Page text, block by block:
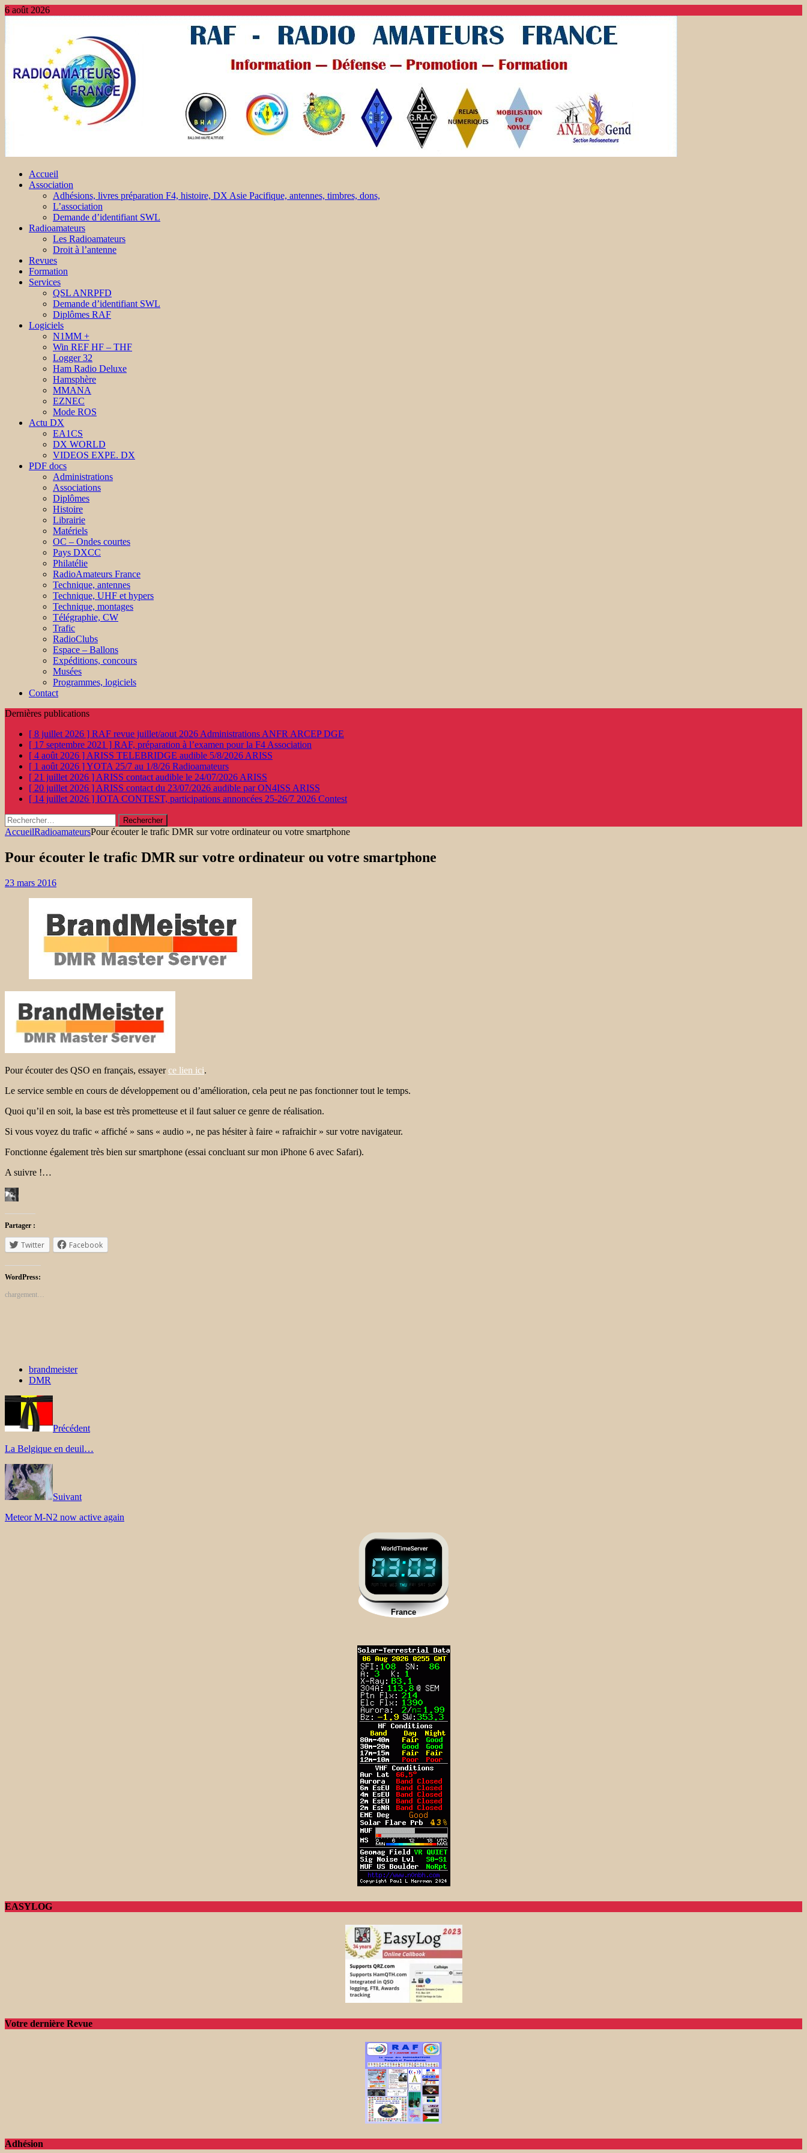
6 août 2026
Accueil
Association
Adhésions, livres préparation F4, histoire, DX Asie Pacifique, antennes, timbres, dons,
L’association
Demande d’identifiant SWL
Radioamateurs
Les Radioamateurs
Droit à l’antenne
Revues
Formation
Services
QSL ANRPFD
Demande d’identifiant SWL
Diplômes RAF
Logiciels
N1MM +
Win REF HF – THF
Logger 32
Ham Radio Deluxe
Hamsphère
MMANA
EZNEC
Mode ROS
Actu DX
EA1CS
DX WORLD
VIDEOS EXPE. DX
PDF docs
Administrations
Associations
Diplômes
Histoire
Librairie
Matériels
OC – Ondes courtes
Pays DXCC
Philatélie
RadioAmateurs France
Technique, antennes
Technique, UHF et hypers
Technique, montages
Télégraphie, CW
Trafic
RadioClubs
Espace – Ballons
Expéditions, concours
Musées
Programmes, logiciels
Contact
Dernières publications
[ 8 juillet 2026 ] RAF revue juillet/aout 2026 Administrations ANFR ARCEP DGE
[ 17 septembre 2021 ] RAF, préparation à l’examen pour la F4 Association
[ 4 août 2026 ] ARISS TELEBRIDGE audible 5/8/2026 ARISS
[ 1 août 2026 ]YOTA 25/7 au 1/8/26 Radioamateurs
[ 21 juillet 2026 ] ARISS contact audible le 24/07/2026 ARISS
[ 20 juillet 2026 ] ARISS contact du 23/07/2026 audible par ON4ISS ARISS
[ 14 juillet 2026 ] IOTA CONTEST, participations annoncées 25-26/7 2026 Contest
Rechercher :
AccueilRadioamateursPour écouter le trafic DMR sur votre ordinateur ou votre smartphone
Pour écouter le trafic DMR sur votre ordinateur ou votre smartphone
23 mars 2016
Pour écouter des QSO en français, essayerce lien ici.
Le service semble en cours de développement ou d’amélioration, cela peut ne pas fonctionner tout le temps.
Quoi qu’il en soit, la base est très prometteuse et il faut saluer ce genre de réalisation.
Si vous voyez du trafic « affiché » sans « audio », ne pas hésiter à faire « rafraichir » sur votre navigateur.
Fonctionne également très bien sur smartphone (essai concluant sur mon iPhone 6 avec Safari).
A suivre !…
Partager :
Twitter Facebook
WordPress:
chargement…
brandmeister
DMR
Précédent
La Belgique en deuil…
Suivant
Meteor M-N2 now active again
EASYLOG
Votre dernière Revue
Adhésion